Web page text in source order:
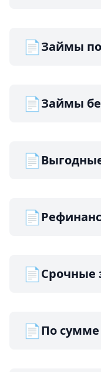
📄Займы
📄Займы
📄
📄
📄Срочные
📄По